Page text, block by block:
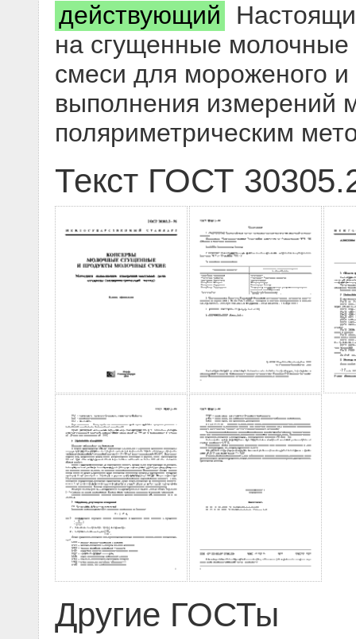
действующий
на сгущенные молочные
смеси для мороженого и
выполнения измерений
поляриметрическим
Текст ГОСТ
Другие ГОСТы